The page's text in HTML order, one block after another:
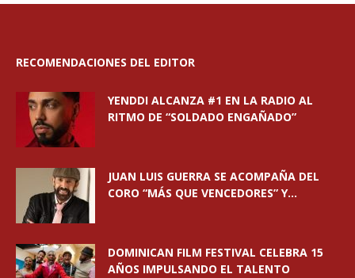
RECOMENDACIONES DEL EDITOR
YENDDI ALCANZA #1 EN LA RADIO AL
RITMO DE “SOLDADO ENGAÑADO”
JUAN LUIS GUERRA SE ACOMPAÑA DEL
CORO “MÁS QUE VENCEDORES” Y...
DOMINICAN FILM FESTIVAL CELEBRA 15
AÑOS IMPULSANDO EL TALENTO